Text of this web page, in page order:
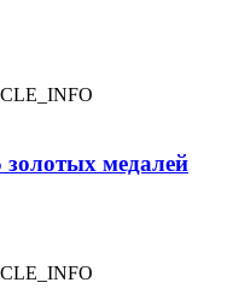
медалей